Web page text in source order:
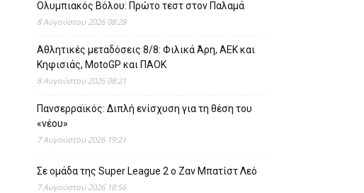
Ολυμπιακός Βόλου: Πρώτο τεστ στον Παλαμά
8 Αυγούστου 2026 08:28
Αθλητικές μεταδόσεις 8/8: Φιλικά Άρη, ΑΕΚ και
Κηφισιάς, MotoGP και ΠΑΟΚ
8 Αυγούστου 2026 08:21
Πανσερραϊκός: Διπλή ενίσχυση για τη θέση του
«νέου»
7 Αυγούστου 2026 19:21
Σε ομάδα της Super League 2 o Ζαν Μπατίστ Λεό
7 Αυγούστου 2026 18:56